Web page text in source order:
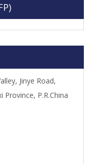
Jinye Road,
Province, P.R.China